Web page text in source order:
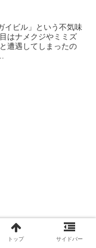
イビル」という不気味
はナメクジやミミズ
遭遇してしまったの
トップ サイドバー